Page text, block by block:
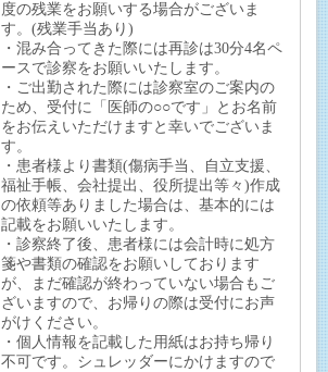
度の残業をお願いする場合がございま
す。(残業手当あり)
・混み合ってきた際には再診は30分4名ペ
ースで診察をお願いいたします。
・ご出勤された際には診察室のご案内の
ため、受付に「医師の○○です」とお名前
をお伝えいただけますと幸いでございま
す。
・患者様より書類(傷病手当、自立支援、
福祉手帳、会社提出、役所提出等々)作成
の依頼等ありました場合は、基本的には
記載をお願いいたします。
・診察終了後、患者様には会計時に処方
箋や書類の確認をお願いしております
が、まだ確認が終わっていない場合もご
ざいますので、お帰りの際は受付にお声
がけください。
・個人情報を記載した用紙はお持ち帰り
不可です。シュレッダーにかけますので